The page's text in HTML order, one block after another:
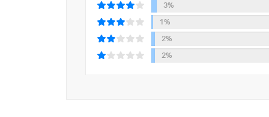
위대한 발견과 혁신 18
우리 세계 연구하기 26
더 알아보기 32
독자 서평
“질문하기를 좋아하는 아이들을 위한 훌륭한 책.”
“열한 살 아들에게 생일에 선물했더니, 아이가 곧
3%
1%
2%
2%